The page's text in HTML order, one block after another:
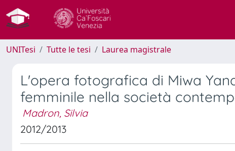
UNITesi Tutte le tesi Laurea magistrale
L'opera fotografica di Miwa
femminile nella società
Madron, Silvia
2012/2013